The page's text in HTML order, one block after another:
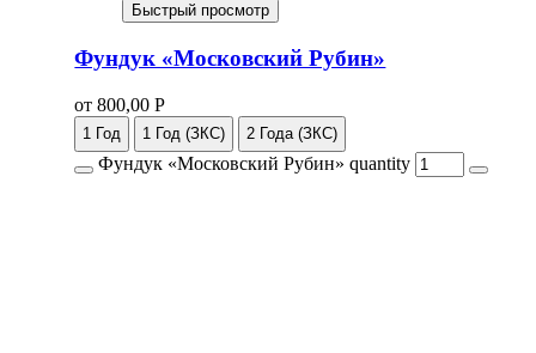
Быстрый просмотр
Фундук «Московский Рубин»
от800,00Р
1 Год 1 Год (ЗКС) 2 Года (ЗКС)
Фундук «Московский Рубин» quantity